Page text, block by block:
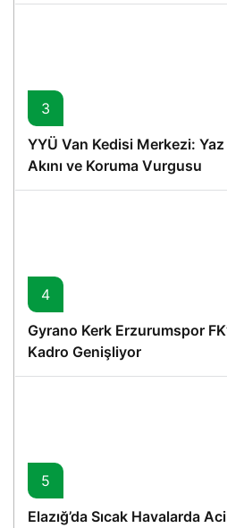
3
YYÜ Van Kedisi Merkezi:
Akını ve Koruma Vurgusu
4
Gyrano Kerk Erzurumspor
Kadro Genişliyor
5
Elazığ’da Sıcak Havalarda